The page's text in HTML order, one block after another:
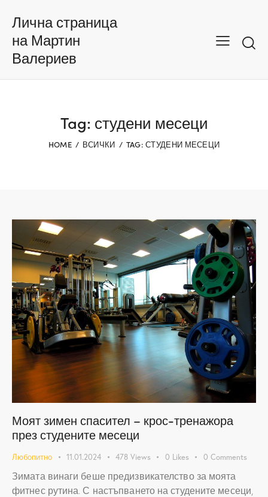
Лична страница
на Мартин
Валериев
Tag: студени месеци
HOME ВСИЧКИ TAG: СТУДЕНИ МЕСЕЦИ
Моят зимен спасител – крос-тренажора
през студените месеци
Любопитно 11.01.2024 478 Views 0 Likes 0 Comments
Зимата винаги беше предизвикателство за моята
фитнес рутина. С настъпването на студените месеци,